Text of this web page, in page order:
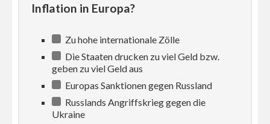
Inflation in Europa?
Zu hohe internationale Zölle
Die Staaten drucken zu viel Geld bzw.
geben zu viel Geld aus
Europas Sanktionen gegen Russland
Russlands Angriffskrieg gegen die
Ukraine